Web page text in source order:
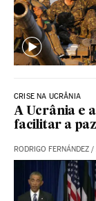
CRISE NA UCRÂNIA
A Ucrânia e
facilitar a
RODRIGO FERNÁNDEZ /